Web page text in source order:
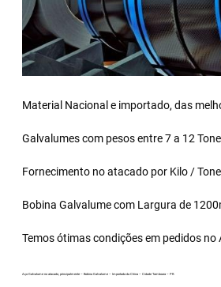
Material Nacional e importado, das
Galvalumes com pesos entre 7 a 12
Fornecimento no atacado por Kilo /
Bobina Galvalumecom Largura de
Temos ótimas condições em pedidos no
Aço Galvalume no atacado, principalmente – Bobina Galvalume – Importada da China – Cidade Tamboara – PR.